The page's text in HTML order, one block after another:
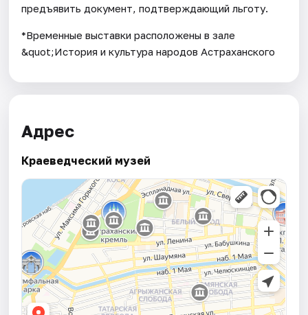
предъявить документ, подтверждающий льготу.
*Временные выставки расположены в зале
&quot;История и культура народов Астраханского
Адрес
Краеведческий музей